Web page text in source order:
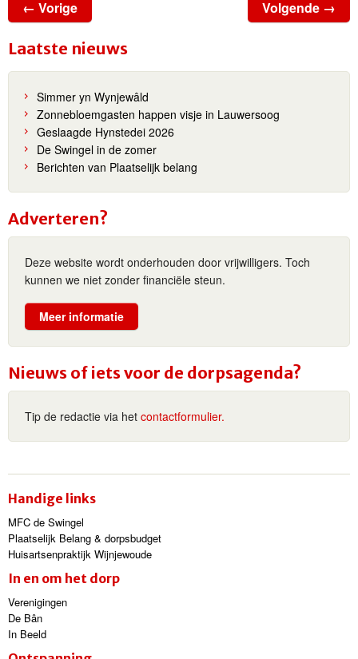
← Vorige Volgende →
Laatste nieuws
Simmer yn Wynjewâld
Zonnebloemgasten happen visje in Lauwersoog
Geslaagde Hynstedei 2026
De Swingel in de zomer
Berichten van Plaatselijk belang
Adverteren?
Deze website wordt onderhouden door vrijwilligers. Toch
kunnen we niet zonder financiële steun.
Meer informatie
Nieuws of iets voor de dorpsagenda?
Tip de redactie via het contactformulier.
Handige links
MFC de Swingel
Plaatselijk Belang & dorpsbudget
Huisartsenpraktijk Wijnjewoude
In en om het dorp
Verenigingen
De Bân
In Beeld